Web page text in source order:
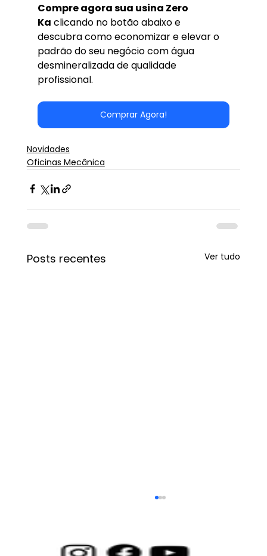
Compre agora sua usina Zero
Ka clicando no botão abaixo e
descubra como economizar e elevar o
padrão do seu negócio com água
desmineralizada de qualidade
profissional.
Comprar Agora!
Novidades
Oficinas Mecânica
Posts recentes Ver tudo